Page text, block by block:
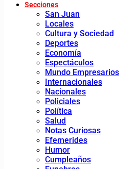
Secciones
San Juan
Locales
Cultura y Sociedad
Deportes
Economía
Espectáculos
Mundo Empresarios
Internacionales
Nacionales
Policiales
Política
Salud
Notas Curiosas
Efemerides
Humor
Cumpleaños